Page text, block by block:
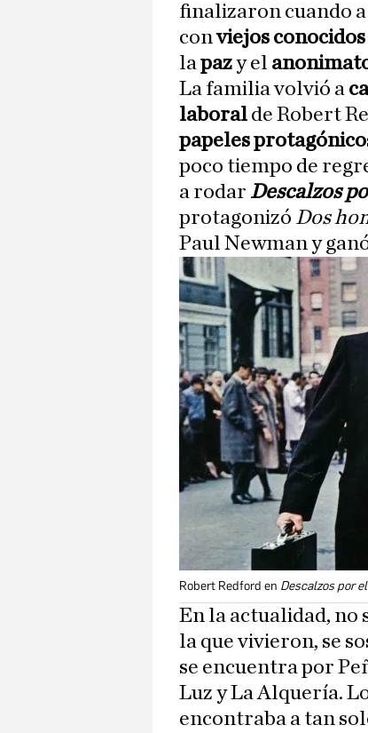
finalizaron cuando a
conviejos
lapazy el
La familia volvió a
laboral de Robert
papeles protagónico
poco tiempo de
a rodar Descalzos
protagonizó Dos
Paul Newman y
Robert Redford en Descalzos por
En la actualidad, no
la que vivieron, se
se encuentra por
Luz y La Alquería. Lo
encontraba a tan